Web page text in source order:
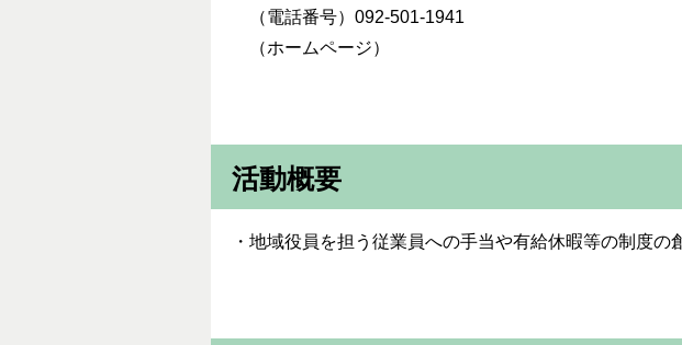
（電話番号）092-501-1941
（ホームページ）
活動概要
・地域役員を担う従業員への手当や有給休暇等の制度の